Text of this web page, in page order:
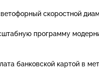
скоростной
программу
банковской картой в